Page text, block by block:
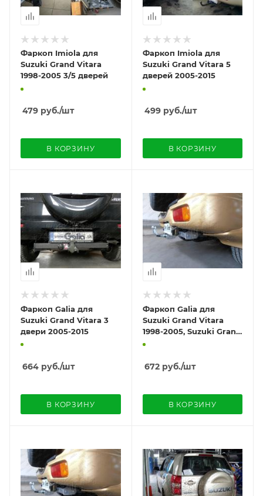
Фаркоп Imiola для
Suzuki Grand Vitara
1998-2005 3/5 дверей
479 руб./шт
В КОРЗИНУ
Фаркоп Imiola для
Suzuki Grand Vitara 5
дверей 2005-2015
499руб./шт
В КОРЗИНУ
Фаркоп Galia для
Suzuki Grand Vitara 3
двери 2005-2015
664 руб./шт
В КОРЗИНУ
Фаркоп Galia для
Suzuki Grand Vitara
1998-2005, Suzuki Grand
Vitara XL7 1998-2003
672руб./шт
В КОРЗИНУ